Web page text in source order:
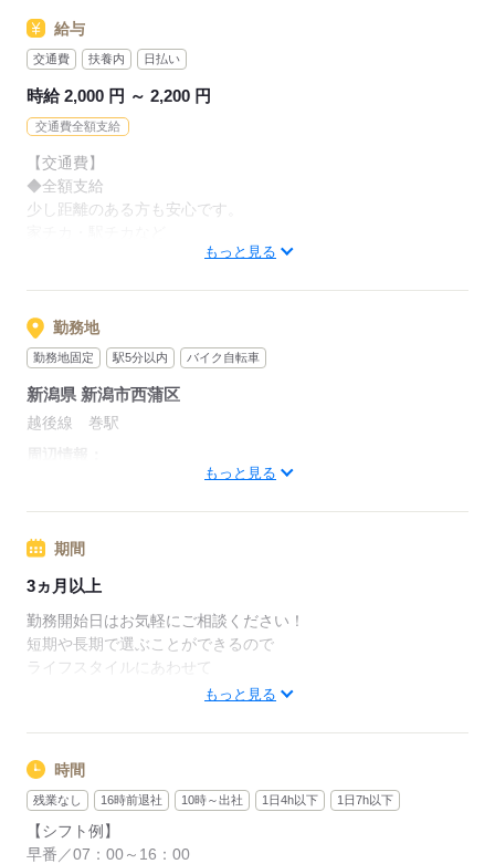
応募する
※来社・履歴書不要
応募する
給与
交通費 扶養内 日払い
時給 2,000 円 ～ 2,200 円
交通費全額支給
【交通費】
◆全額支給
少し距離のある方も安心です。
通勤しやすい職場もご紹介できます。
正看護師の時給表記になります。
◆准看護師：時給1900円～
◆資格者の方、優遇あり
急な出費があっても安心◎
◆別途、残業代支給（時給25％UP）
応募する
もっと見る
勤務地
勤務地固定 駅5分以内 バイク自転車
新潟県 新潟市西蒲区
越後線 巻駅
近くにはおしゃれなランチスポットやスーパーも。
自分の時間も大切に過ごせます。
応募する
もっと見る
期間
3ヵ月以上
勤務開始日はお気軽にご相談ください！
短期や長期で選ぶことができるので
ライフスタイルにあわせて
働き方を変えることもできますよ。
もっと見る
時間
残業なし 16時前退社 10時～出社 1日4h以下 1日7h以下
【シフト例】
早番／07：00～16：00